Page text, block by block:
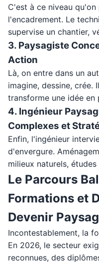
C'est à ce niveau
l'encadrement. Le
supervise un chantier,
3. Paysagiste
Action
Là, on entre dans un
imagine, dessine, crée.
transforme une idée en
4. Ingénieur
Complexes et
Enfin, l'ingénieur
d'envergure.
milieux naturels,
Le Parcours
Formations et
Devenir
Incontestablement, la
En 2026, le secteur
reconnues, des